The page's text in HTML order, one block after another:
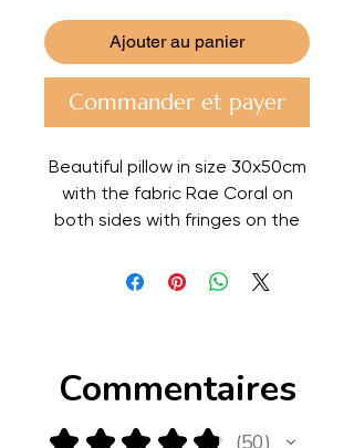
Ajouter au panier
Commander et payer
Beautiful pillow in size 30x50cm
with the fabric Rae Coral on
both sides with fringes on the
Commentaires
50